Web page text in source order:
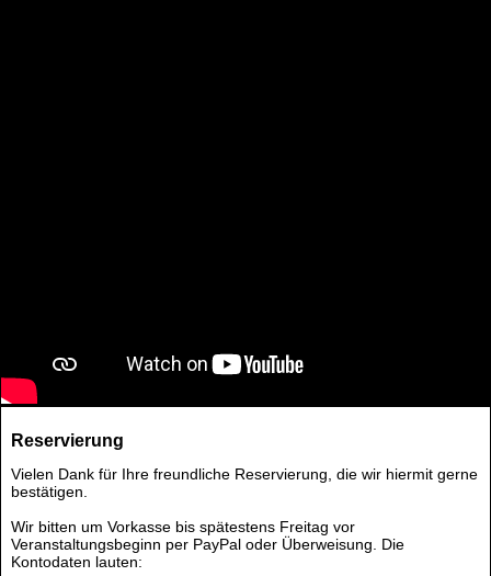
Reservierung
Vielen Dank für Ihre freundliche Reservierung, die wir hiermit gerne
bestätigen.
Wir bitten um Vorkasse bis spätestens Freitag vor
Veranstaltungsbeginn per PayPal oder Überweisung. Die
Kontodaten lauten: